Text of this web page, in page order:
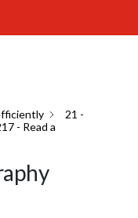
21 -
- Read a